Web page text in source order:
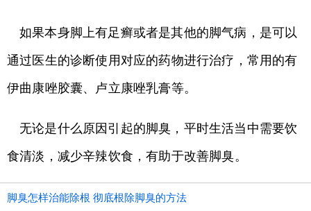
如果本身脚上有足癣或者是其他的脚气病，是可以
通过医生的诊断使用对应的药物进行治疗，常用的有
伊曲康唑胶囊、卢立康唑乳膏等。
无论是什么原因引起的脚臭，平时生活当中需要饮
食清淡，减少辛辣饮食，有助于改善脚臭。
脚臭怎样治能除根 彻底根除脚臭的方法